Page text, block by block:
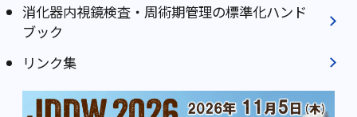
消化器内視鏡検査・周術期管理の標準化ハンド
ブック
リンク集